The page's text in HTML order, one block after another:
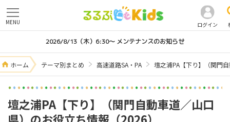
ログイン
MENU
2026/8/13（木）6:30～ メンテナンスのお知らせ
ホーム テーマ別まとめ 高速道路SA・PA 壇之浦PA【下り】（関門
壇之浦PA【下り】（関門自動車道／山口